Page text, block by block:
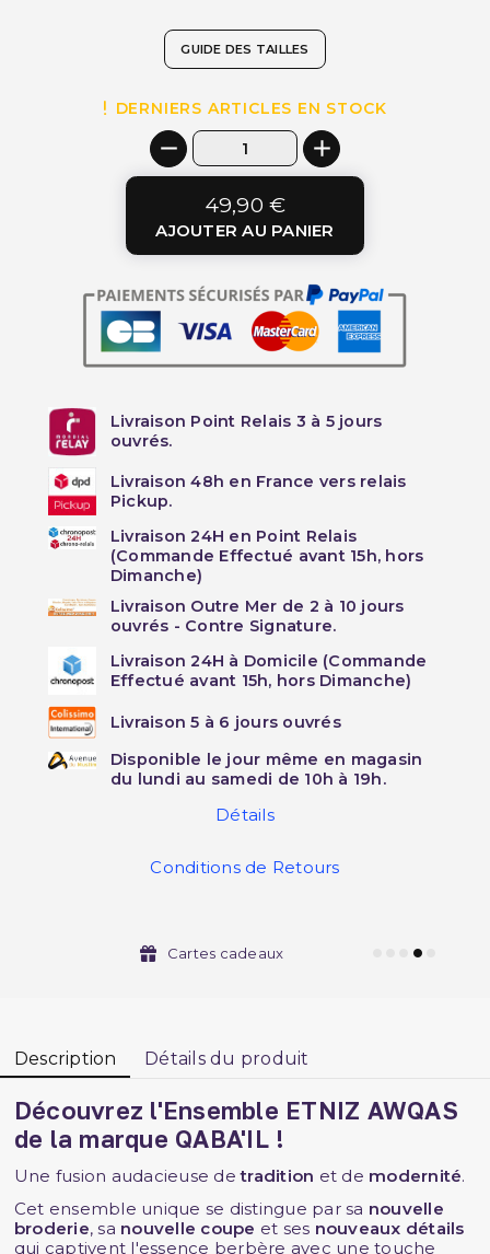
GUIDE DES TAILLES
DERNIERS ARTICLES EN STOCK
49,90 €
AJOUTER AU PANIER
Livraison Point Relais 3 à 5 jours
ouvrés.
Livraison 48h en France vers relais
Pickup.
Livraison 24H en Point Relais
(Commande Effectué avant 15h, hors
Dimanche)
Livraison Outre Mer de 2 à 10 jours
ouvrés - Contre Signature.
Livraison 24H à Domicile (Commande
Effectué avant 15h, hors Dimanche)
Livraison 5 à 6 jours ouvrés
Disponible le jour même en magasin
du lundi au samedi de 10h à 19h.
Détails
Conditions de Retours
Cartes cadeaux
Description Détails du produit
Découvrez l'Ensemble ETNIZ AWQAS
de la marque QABA'IL !
Une fusion audacieuse detradition et de modernité.
Cet ensemble unique se distingue par sa nouvelle
broderie, sa nouvelle coupe et ses nouveaux détails
qui captivent l'essence berbère avec une touche